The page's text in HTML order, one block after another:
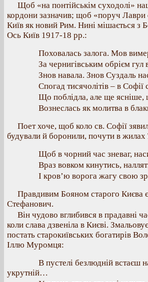
Щоб «на понтійськім суходолі»
кордони зазначив; щоб «поруч Лаври
Київ як новий Рим. Нині мішається з
Ось Київ 1917-18 рр.:
Поховалась залога. Мов
За чернигівським обрієм гул
Знов навала. Знов Суздаль
Спогад тисячолітів – в Софії
Що поблідла, але ще ясніше,
Вознеслась як молитва в
Поет хоче, щоб коло св. Софії
будували й боронили, почути в жилах
Щоб в чорний час зневаг,
Враз вовком кинутись,
І кров’ю ворога жагу свою
Правдивим Бояном старого Києва
Стефанович.
Він чудово вглибився в прадавні
коли слава дзвеніла в Києві.
постать старокиївських богатирів
Іллю Муромця:
В пустелі безлюдній встаєш
укрутній…